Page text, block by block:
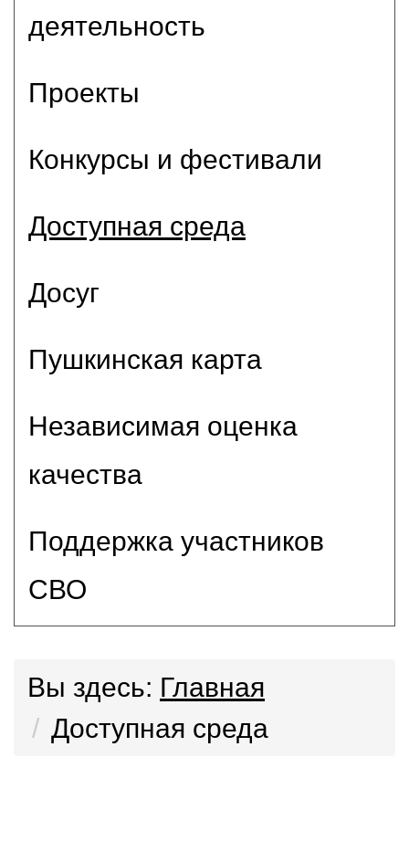
деятельность
Проекты
Конкурсы и фестивали
Доступная среда
Досуг
Пушкинская карта
Независимая оценка
качества
Поддержка участников
СВО
Вы здесь: Главная
Доступная среда